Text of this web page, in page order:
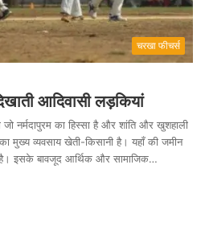
चरखा फीचर्स
आदिवासी लड़कियां
नर्मदापुरम का हिस्सा है और शांति और खुशहाली
मुख्य व्यवसाय खेती-किसानी है। यहाँ की जमीन
है। इसके बावजूद आर्थिक और सामाजिक…